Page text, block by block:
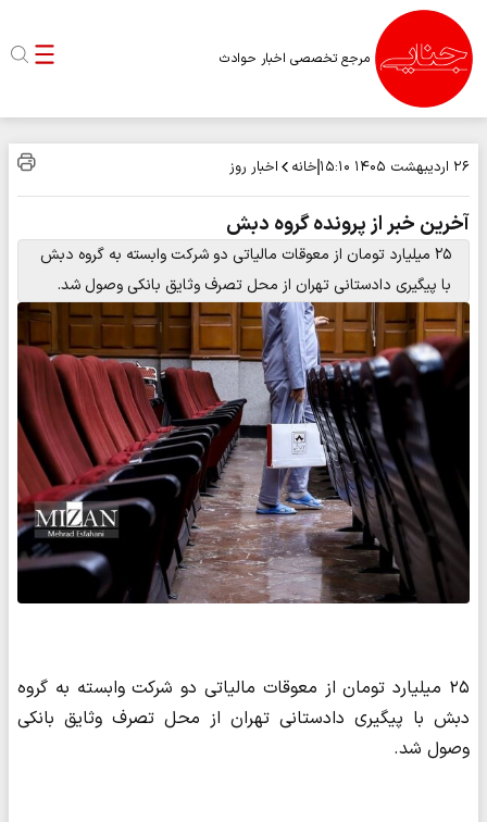
مرجع تخصصی اخبار حوادث
۲۶ اردیبهشت ۱۴۰۵ ۱۵:۱۰ خانه اخبار روز
آخرین خبر از پرونده گروه دبش
۲۵ میلیارد تومان از معوقات مالیاتی دو شرکت وابسته به گروه دبش
با پیگیری دادستانی تهران از محل تصرف وثایق بانکی وصول شد.
۲۵ میلیارد تومان از معوقات مالیاتی دو شرکت وابسته به گروه
دبش با پیگیری دادستانی تهران از محل تصرف وثایق بانکی
وصول شد.